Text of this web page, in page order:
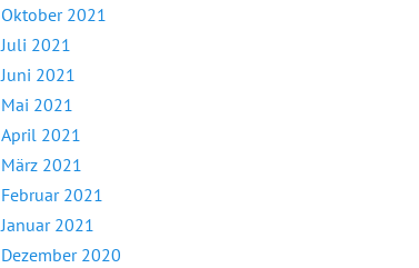
Oktober 2021
Juli 2021
Juni 2021
Mai 2021
April 2021
März 2021
Februar 2021
Januar 2021
Dezember 2020